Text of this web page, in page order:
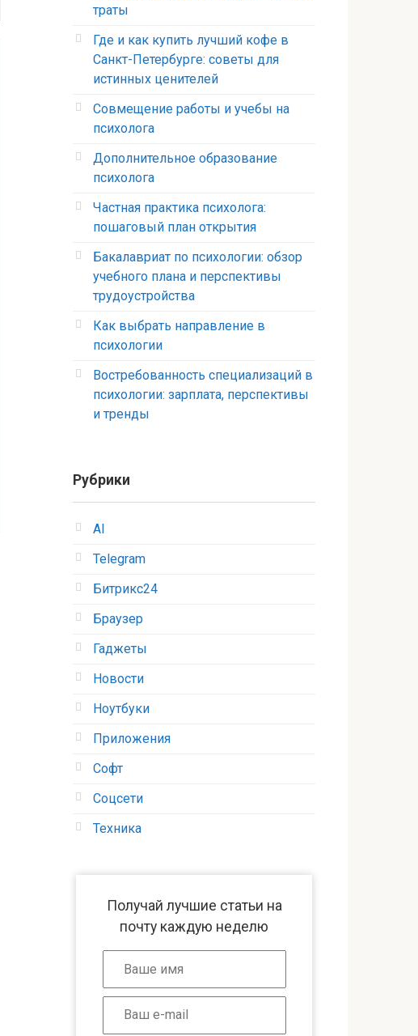
траты
Где и как купить лучший кофе в
Санкт-Петербурге: советы для
истинных ценителей
Совмещение работы и учебы на
психолога
Дополнительное образование
психолога
Частная практика психолога:
пошаговый план открытия
Бакалавриат по психологии: обзор
учебного плана и перспективы
трудоустройства
Как выбрать направление в
психологии
Востребованность специализаций в
психологии: зарплата, перспективы
и тренды
Рубрики
AI
Telegram
Битрикс24
Браузер
Гаджеты
Новости
Ноутбуки
Приложения
Софт
Соцсети
Техника
Получай лучшие статьи на
почту каждую неделю